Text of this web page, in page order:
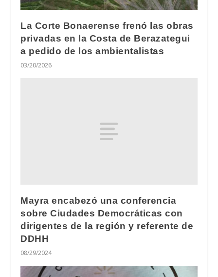
La Corte Bonaerense frenó las obras
privadas en la Costa de Berazategui
a pedido de los ambientalistas
03/20/2026
Mayra encabezó una conferencia
sobre Ciudades Democráticas con
dirigentes de la región y referente de
DDHH
08/29/2024